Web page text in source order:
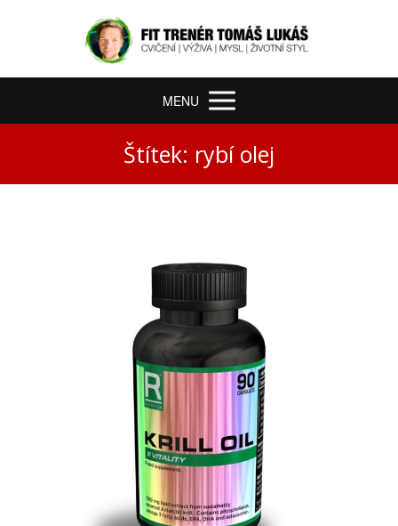
MENU
Štítek: rybí olej